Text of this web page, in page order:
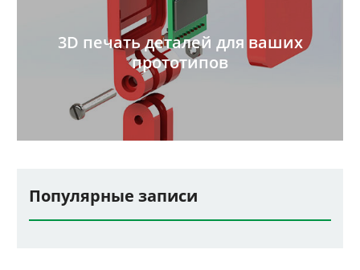
3D печать деталей для ваших
прототипов
Популярные записи